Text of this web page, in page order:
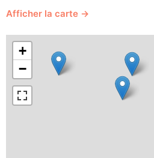
Afficher la carte →
+
−